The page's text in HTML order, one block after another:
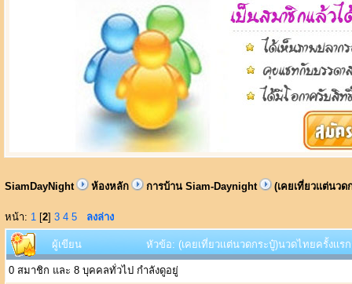
SiamDayNight ห้องหลัก การบ้าน Siam-Daynight (เคยเที่ยวเเต่นว
หน้า: 1 [2] 3 4 5 ลงล่าง
ผู้เขียน หัวข้อ: (เคยเที่ยวเเต่นวดกระปู๋)นวดไทยครั้งเ
0 สมาชิก และ 8 บุคคลทั่วไป กำลังดูอยู่